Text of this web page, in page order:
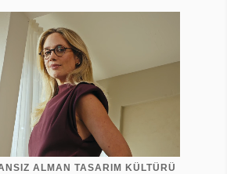
ALMAN TASARIM KÜLTÜRÜ